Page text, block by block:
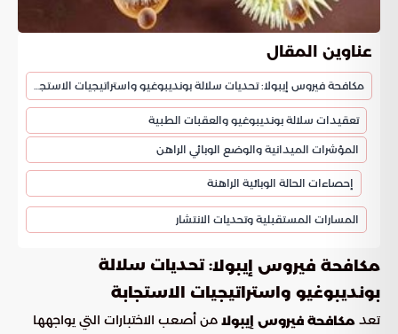
عناوين المقال
مكافحة فيروس إيبولا: تحديات سلالة بونديبوغيو واستراتيجيات الاستجابة
تعقيدات سلالة بونديبوغيو والعقبات الطبية
المؤشرات الميدانية والوضع الوبائي الراهن
إحصاءات الحالة الوبائية الراهنة
المسارات المستقبلية وتحديات الانتشار
مكافحة فيروس إيبولا: تحديات سلالة
بونديبوغيو واستراتيجيات الاستجابة
تعد مكافحة فيروس إيبولا من أصعب الاختبارات التي يواجهها